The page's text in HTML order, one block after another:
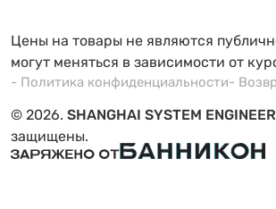
Цены на товары не являются
могут меняться в зависимости от
- Политика конфиденциальности-
© 2026. SHANGHAI SYSTEM
защищены.